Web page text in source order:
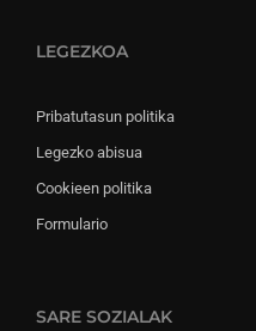
LEGEZKOA
Pribatutasun politika
Legezko abisua
Cookieen politika
Formulario
SARE SOZIALAK